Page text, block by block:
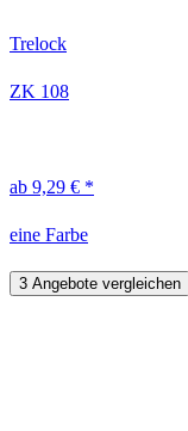
Trelock
ZK 108
ab 9,29 € *
eine Farbe
3 Angebote vergleichen